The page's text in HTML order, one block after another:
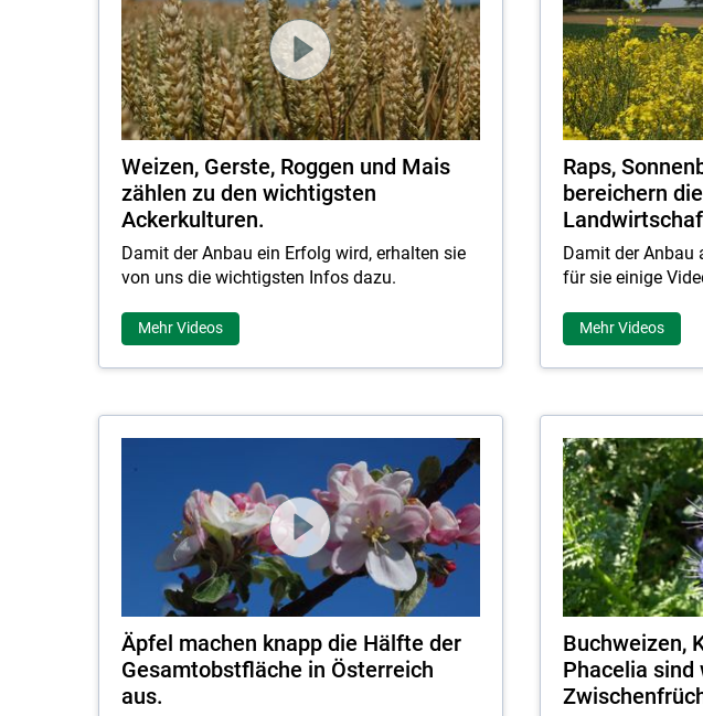
Skip
Mehr Videos
Weizen, Gerste, Roggen und Mais
zählen zu den wichtigsten
Ackerkulturen.
Damit der Anbau ein Erfolg wird, erhalten sie
von uns die wichtigsten Infos dazu.
Mehr Videos
Raps,
bereichern
Damit der Anbau
für sie einige
Äpfel machen knapp die Hälfte der
Gesamtobstfläche in Österreich
aus.
Buchweizen,
Phacelia sind